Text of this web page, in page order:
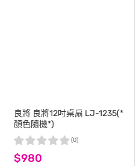
良將 良將12吋桌扇 LJ-1235(*
顏色隨機*)
$980
(0)